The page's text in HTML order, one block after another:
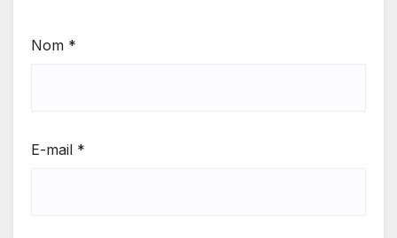
Nom *
E-mail *